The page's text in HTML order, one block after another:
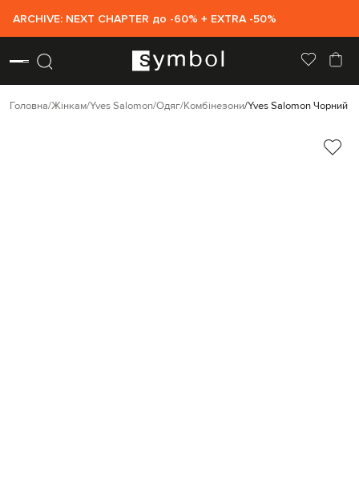
ARCHIVE: NEXT CHAPTER до -60% + EXTRA -50%
Головна Жінкам Yves Salomon Одяг Комбінезони Yves Salomon Чорний